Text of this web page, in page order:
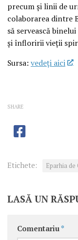
precum și linii de
colaborarea dintre
să servească
și înfloririi vieții
Sursa: vedeţi aici
SHARE
Etichete: Eparhia
LASĂ UN
Comentariu *